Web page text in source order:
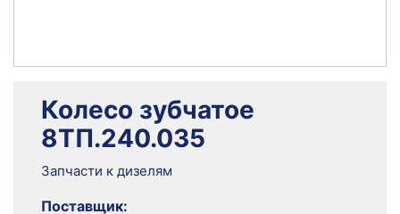
Колесо зубчатое
8ТП.240.035
Запчасти к дизелям
Поставщик: